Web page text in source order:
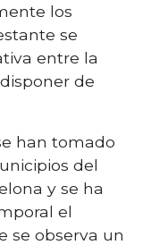
los
se
entre la
de
han tomado
del
y se ha
el
se observa un